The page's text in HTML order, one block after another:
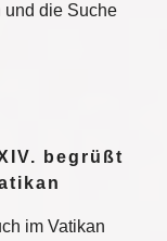
und die Suche
begrüßt
im Vatikan